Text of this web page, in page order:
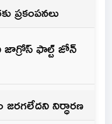
ఫాల్ట్ జోన్
జరగలేదని నిర్ధారణ